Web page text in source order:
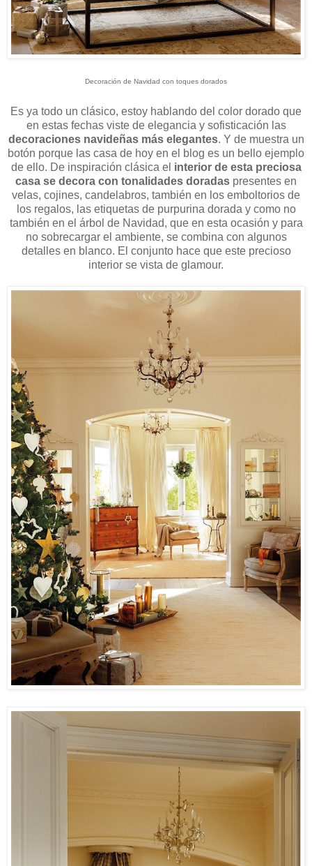
Decoración de Navidad con toques dorados
Es ya todo un clásico, estoy hablando del color dorado que
en estas fechas viste de elegancia y sofisticación las
decoraciones navideñas más elegantes. Y de muestra un
botón porque las casa de hoy en el blog es un bello ejemplo
de ello. De inspiración clásica el interior de esta preciosa
casa se decora con tonalidades doradas presentes en
velas, cojines, candelabros, también en los emboltorios de
los regalos, las etiquetas de purpurina dorada y como no
también en el árbol de Navidad, que en esta ocasión y para
no sobrecargar el ambiente, se combina con algunos
detalles en blanco. El conjunto hace que este precioso
interior se vista de glamour.